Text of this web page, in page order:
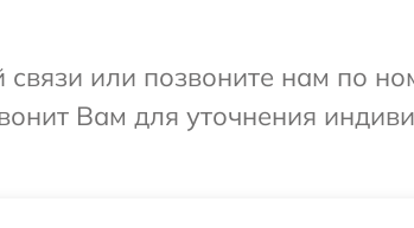
или позвоните нам по
Вам для уточнения